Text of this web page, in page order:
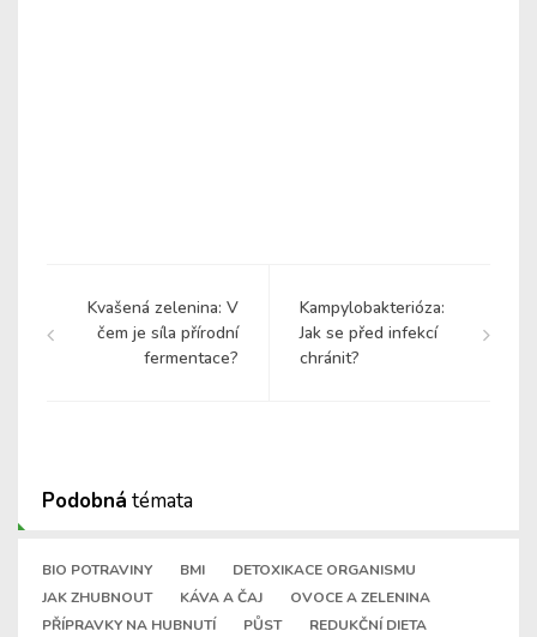
Kvašená zelenina: V
čem je síla přírodní
fermentace?
Kampylobakterióza:
Jak se před infekcí
chránit?
Podobná témata
BIO POTRAVINY BMI
DETOXIKACE ORGANISMU
JAK ZHUBNOUT
KÁVA A ČAJ
OVOCE A ZELENINA
PŘÍPRAVKY NA HUBNUTÍ
PŮST
REDUKČNÍ DIETA